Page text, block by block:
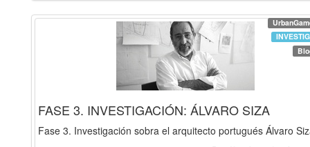
FASE 3. INVESTIGACIÓN: ÁLVARO SIZA
Fase 3. Investigación sobra el arquitecto portugués Álvaro